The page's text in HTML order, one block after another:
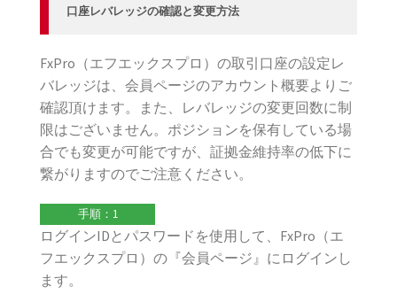
口座レバレッジの確認と変更方法
FxPro（エフエックスプロ）の取引口座の設定レ
バレッジは、会員ページのアカウント概要よりご
確認頂けます。また、レバレッジの変更回数に制
限はございません。ポジションを保有している場
合でも変更が可能ですが、証拠金維持率の低下に
繋がりますのでご注意ください。
手順：1
ログインIDとパスワードを使用して、FxPro（エ
フエックスプロ）の『会員ページ』にログインし
ます。